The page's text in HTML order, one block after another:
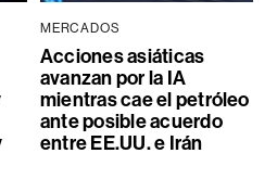
MERCADOS
Acciones asiáticas
avanzan por la IA
mientras cae el petróleo
ante posible acuerdo
entre EE.UU. e Irán